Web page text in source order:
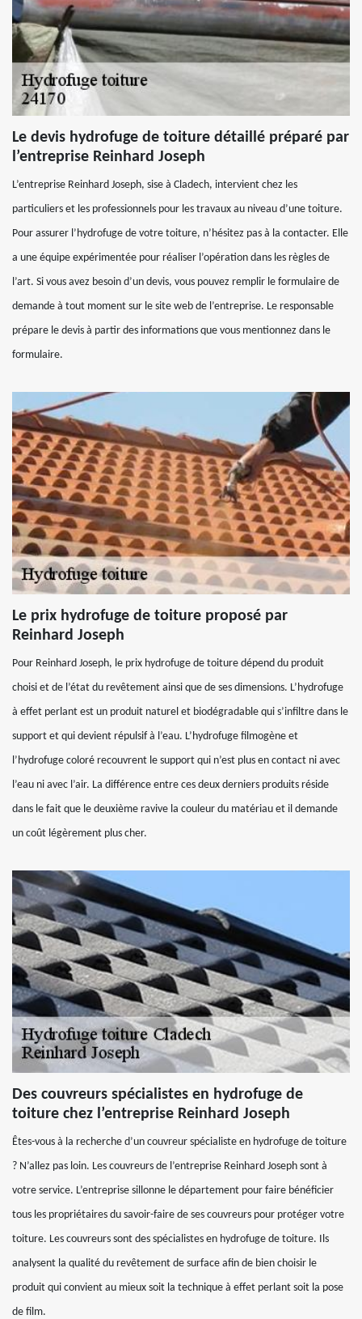
Le devis hydrofuge de toiture détaillé préparé par
l’entreprise Reinhard Joseph
L’entreprise Reinhard Joseph, sise à Cladech, intervient chez les
particuliers et les professionnels pour les travaux au niveau d’une toiture.
Pour assurer l’hydrofuge de votre toiture, n’hésitez pas à la contacter. Elle
a une équipe expérimentée pour réaliser l’opération dans les règles de
l’art. Si vous avez besoin d’un devis, vous pouvez remplir le formulaire de
demande à tout moment sur le site web de l’entreprise. Le responsable
prépare le devis à partir des informations que vous mentionnez dans le
formulaire.
Le prix hydrofuge de toiture proposé par
Reinhard Joseph
Pour Reinhard Joseph, le prix hydrofuge de toiture dépend du produit
choisi et de l’état du revêtement ainsi que de ses dimensions. L’hydrofuge
à effet perlant est un produit naturel et biodégradable qui s’infiltre dans le
support et qui devient répulsif à l’eau. L’hydrofuge filmogène et
l’hydrofuge coloré recouvrent le support qui n’est plus en contact ni avec
l’eau ni avec l’air. La différence entre ces deux derniers produits réside
dans le fait que le deuxième ravive la couleur du matériau et il demande
un coût légèrement plus cher.
Des couvreurs spécialistes en hydrofuge de
toiture chez l’entreprise Reinhard Joseph
Êtes-vous à la recherche d’un couvreur spécialiste en hydrofuge de toiture
? N’allez pas loin. Les couvreurs de l’entreprise Reinhard Joseph sont à
votre service. L’entreprise sillonne le département pour faire bénéficier
tous les propriétaires du savoir-faire de ses couvreurs pour protéger votre
toiture. Les couvreurs sont des spécialistes en hydrofuge de toiture. Ils
analysent la qualité du revêtement de surface afin de bien choisir le
produit qui convient au mieux soit la technique à effet perlant soit la pose
de film.